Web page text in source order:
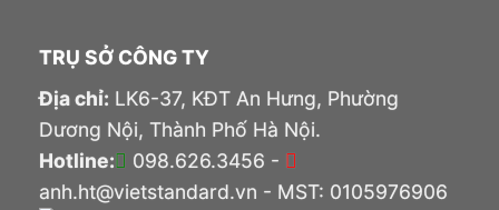
TRỤ SỞ CÔNG TY
Địa chỉ: LK6-37, KĐT An Hưng, Phường
Dương Nội, Thành Phố Hà Nội.
Hotline:
098.626.3456 -
anh.ht@vietstandard.vn - MST: 0105976906